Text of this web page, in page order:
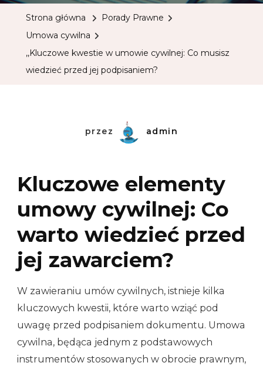
Strona główna
Porady Prawne
Umowa cywilna
,,Kluczowe kwestie w umowie cywilnej: Co musisz
wiedzieć przed jej podpisaniem?
przez admin
Kluczowe elementy
umowy cywilnej: Co
warto wiedzieć przed
jej zawarciem?
W zawieraniu umów cywilnych, istnieje kilka
kluczowych kwestii, które warto wziąć pod
uwagę przed podpisaniem dokumentu. Umowa
cywilna, będąca jednym z podstawowych
instrumentów stosowanych w obrocie prawnym,